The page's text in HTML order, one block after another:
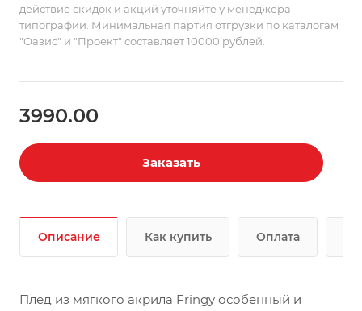
действие скидок и акций уточняйте у менеджера
типографии. Минимальная партия отгрузки по каталогам
"Оазис" и "Проект" составляет 10000 рублей.
3990.00
Заказать
Описание Как купить Оплата
Плед из мягкого акрила Fringy особенный и